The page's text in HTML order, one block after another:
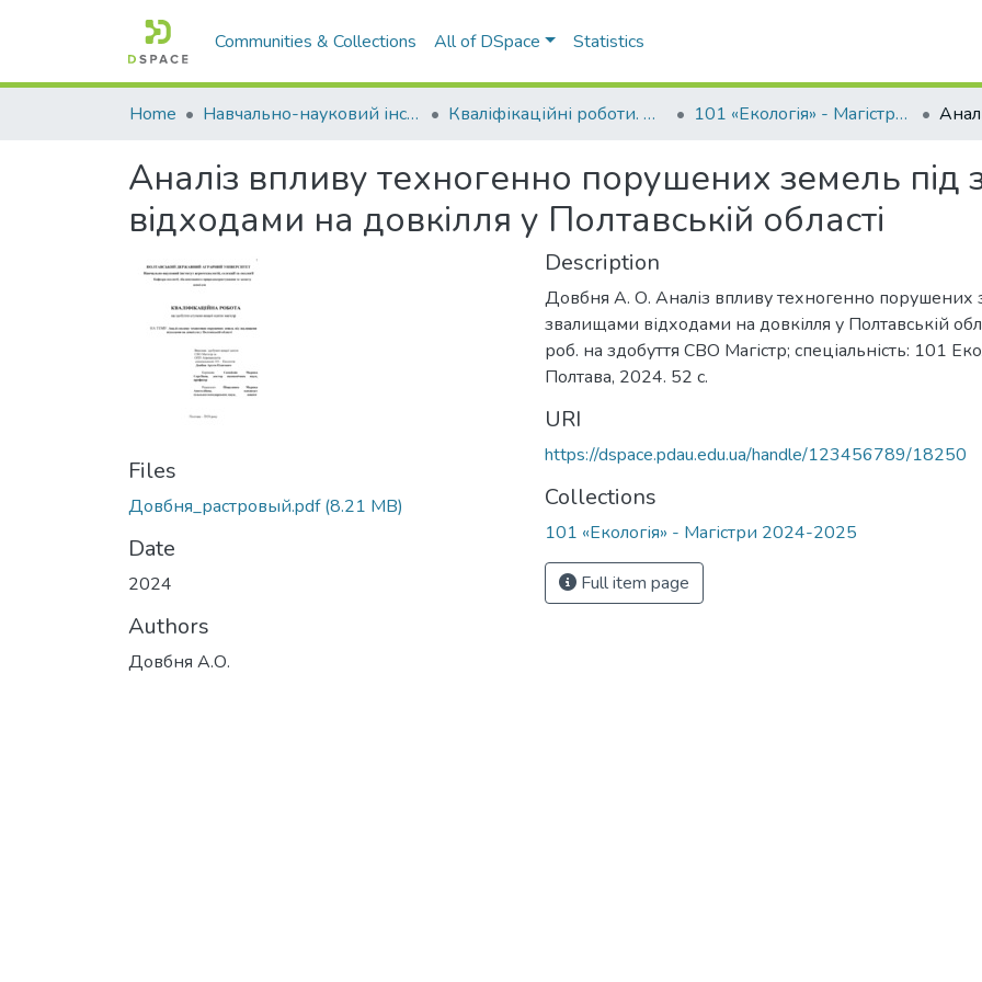
Communities & Collections All of DSpace Statistics
Home Навчально-науковий інститут агротехнологій, селекції та екології Кваліфікаційні роботи. ННІ агротехнологій, селекції та екології 101 «Екологія» - Магістри 2024-2025
Аналіз впливу техногенно порушених земель
відходами на довкілля у Полтавській області
Files
Довбня_растровый.pdf(8.21 MB)
Date
2024
Authors
Довбня А.О.
Description
Довбня А. О. Аналіз впливу техногенно порушених
звалищами відходами на довкілля у Полтавській
роб. на здобуття СВО Магістр; спеціальність: 101
Полтава, 2024. 52 с.
URI
https://dspace.pdau.edu.ua/handle/123456789/18250
Collections
101 «Екологія» - Магістри 2024-2025
Full item page